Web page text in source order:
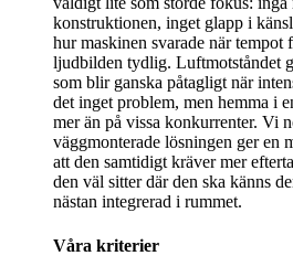
konstruktionen, inget glapp i
hur maskinen svarade när tempot
ljudbilden tydlig. Luftmotståndet
som blir ganska påtagligt när
det inget problem, men hemma i
mer än på vissa konkurrenter. Vi
väggmonterade lösningen ger en
att den samtidigt kräver mer
den väl sitter där den ska känns
nästan integrerad i rummet.
Våra kriterier